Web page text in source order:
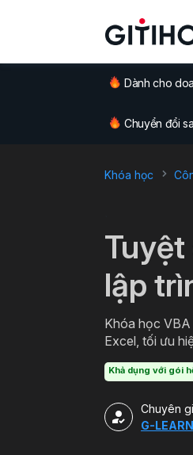
Dành cho
Chuyển đổi
Khóa học
Tuyệt
lập
Khóa học
Excel, tối ưu
Khả dụng với gói
Chuyên
G-